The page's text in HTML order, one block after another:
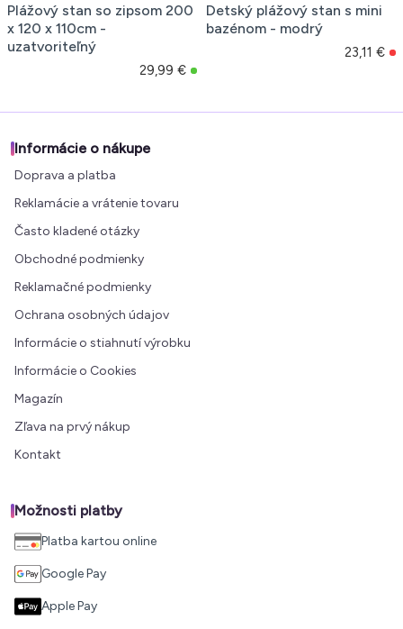
Plážový stan so zipsom 200
x 120 x 110cm -
uzatvoriteľný
29,99 €
Detský plážový stan s mini
bazénom - modrý
23,11 €
Informácie o nákupe
Doprava a platba
Reklamácie a vrátenie tovaru
Často kladené otázky
Obchodné podmienky
Reklamačné podmienky
Ochrana osobných údajov
Informácie o stiahnutí výrobku
Informácie o Cookies
Magazín
Zľava na prvý nákup
Kontakt
Možnosti platby
Platba kartou online
Google Pay
Apple Pay